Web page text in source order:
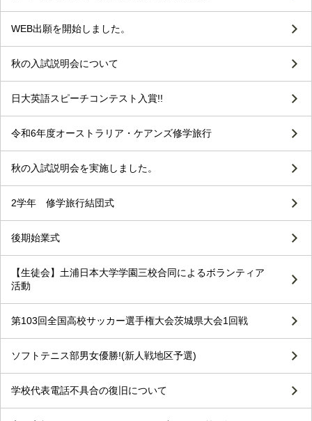
WEB出願を開始しました。
秋の入試説明会について
日大英語スピーチコンテスト入賞!!
令和6年度オーストラリア・ケアンズ修学旅行
秋の入試説明会を実施しました。
2学年 修学旅行結団式
後期始業式
【生徒会】土浦日本大学学園三校合同によるボランティア
活動
第103回全国高校サッカー選手権大会茨城県大会1回戦
ソフトテニス部男女優勝!(新人戦地区予選)
学校代表電話不具合の復旧について